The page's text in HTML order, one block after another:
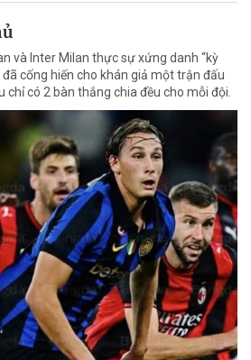
và Inter Milan thực sự xứng danh “kỳ
cống hiến cho khán giả một trận đấu
chỉ có 2 bàn thắng chia đều cho mỗi đội.